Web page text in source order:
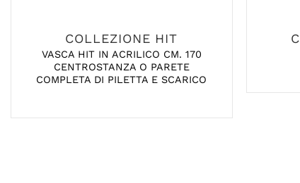
COLLEZIONE HIT
VASCA HIT IN ACRILICO CM. 170
CENTROSTANZA O PARETE
COMPLETA DI PILETTA E SCARICO